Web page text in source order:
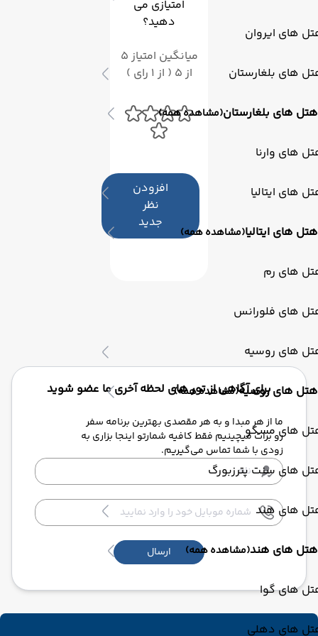
های ایروان
های بلغارستان
هتل های بلغارستان(مشاهده همه)
های وارنا
های ایتالیا
هتل های ایتالیا(مشاهده همه)
های رم
های فلورانس
های روسیه
هتل های روسیه(مشاهده همه)
های مسکو
های سنت پترزبورگ
های هند
هتل های هند(مشاهده همه)
های گوا
های دهلی
امتیازی می
دهید؟
میانگین امتیاز 5
از 5 ( از 1 رای )
افزودن
نظر
جدید
برای آگاهی از تور های لحظه آخری ما عضو شوید
ما از هر مبدا و به هر مقصدی بهترین برنامه سفر
رو برات میچینیم فقط کافیه شمارتو اینجا بزاری به
زودی با شما تماس می‌گیریم.
ارسال